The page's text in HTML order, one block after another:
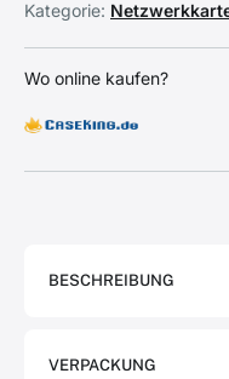
Kategorie:
Wo online kaufen?
BESCHREIBUNG
VERPACKUNG